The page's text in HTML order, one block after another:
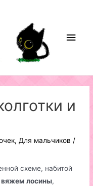
и
,Для мальчиков /
схеме, набитой
вяжем лосины,